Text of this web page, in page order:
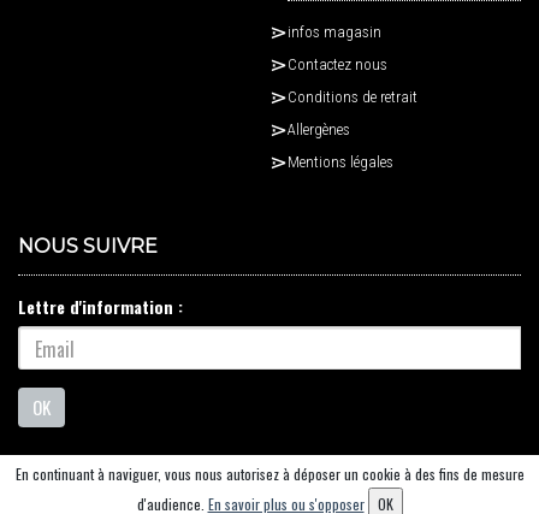
infos magasin
Contactez nous
Conditions de retrait
Allergènes
Mentions légales
NOUS SUIVRE
Lettre d'information :
OK
SaasFood - Logiciel de gestion de commande sur internet et en
En continuant à naviguer, vous nous autorisez à déposer un cookie à des fins de mesure
d'audience. En savoir plus ou s'opposer OK